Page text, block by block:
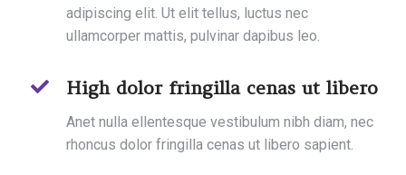
adipiscing elit. Ut elit tellus, luctus nec
ullamcorper mattis, pulvinar dapibus leo.
High dolor fringilla cenas ut libero
Anet nulla ellentesque vestibulum nibh diam, nec
rhoncus dolor fringilla cenas ut libero sapient.